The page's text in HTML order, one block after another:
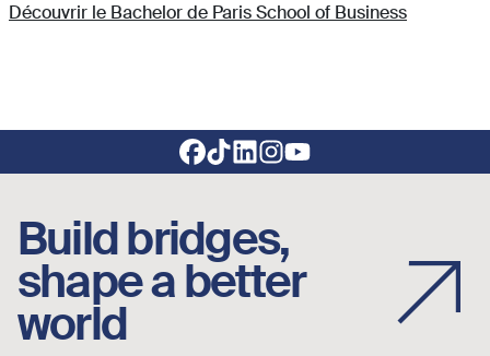
Découvrir le Bachelor de Paris School of Business
Footer social links
Build bridges,
shape a better
world